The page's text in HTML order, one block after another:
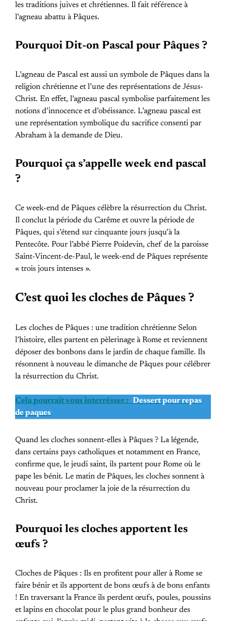
les traditions juives et chrétiennes. Il fait référence à
l’agneau abattu à Pâques.
Pourquoi Dit-on Pascal pour Pâques ?
L’agneau de Pascal est aussi un symbole de Pâques dans la
religion chrétienne et l’une des représentations de Jésus-
Christ. En effet, l’agneau pascal symbolise parfaitement les
notions d’innocence et d’obéissance. L’agneau pascal est
une représentation symbolique du sacrifice consenti par
Abraham à la demande de Dieu.
Pourquoi ça s’appelle week end pascal
?
Ce week-end de Pâques célèbre la résurrection du Christ.
Il conclut la période du Carême et ouvre la période de
Pâques, qui s’étend sur cinquante jours jusqu’à la
Pentecôte. Pour l’abbé Pierre Poidevin, chef de la paroisse
Saint-Vincent-de-Paul, le week-end de Pâques représente
« trois jours intenses ».
C’est quoi les cloches de Pâques ?
Les cloches de Pâques : une tradition chrétienne Selon
l’histoire, elles partent en pèlerinage à Rome et reviennent
déposer des bonbons dans le jardin de chaque famille. Ils
résonnent à nouveau le dimanche de Pâques pour célébrer
la résurrection du Christ.
Cela pourrait vous interrésser : Dessert pour repas
de paques
Quand les cloches sonnent-elles à Pâques ? La légende,
dans certains pays catholiques et notamment en France,
confirme que, le jeudi saint, ils partent pour Rome où le
pape les bénit. Le matin de Pâques, les cloches sonnent à
nouveau pour proclamer la joie de la résurrection du
Christ.
Pourquoi les cloches apportent les
œufs ?
Cloches de Pâques : Ils en profitent pour aller à Rome se
faire bénir et ils apportent de bons œufs à de bons enfants
! En traversant la France ils perdent œufs, poules, poussins
et lapins en chocolat pour le plus grand bonheur des